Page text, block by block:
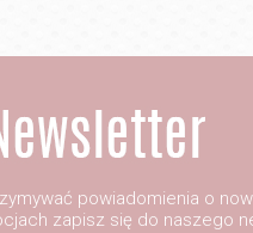
powiadomienia o
zapisz się do naszego